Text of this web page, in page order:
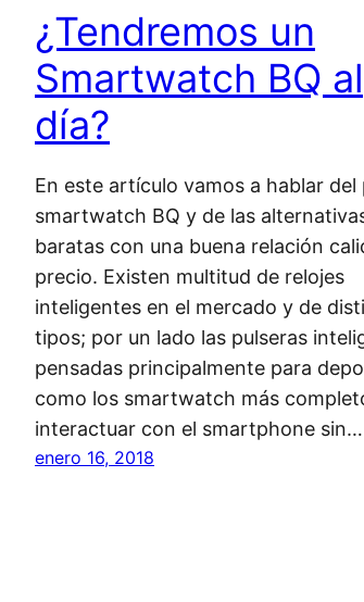
¿Tendremos un
Smartwatch BQ
día?
En este artículo vamos a hablar del
smartwatch BQ y de las
baratas con una buena relación
precio. Existen multitud de relojes
inteligentes en el mercado y de
tipos; por un lado las pulseras
pensadas principalmente para
como los smartwatch más
interactuar con el smartphone sin…
enero 16, 2018